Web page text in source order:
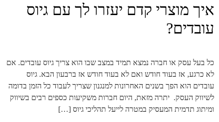
איך מוצרי קדם יעזרו לך עם גיוס
עובדים?
כל בעל עסק או חברה נמצא תמיד במצב שבו הוא צריך גיוס עובדים. אם
לא כרגע, אז בעוד חודש ואם לא בעוד חודש אז ברבעון הבא. גיוס
עובדים הוא הפך בשנים האחרונות למנגנון שצריך לעבוד כל הזמן בדומה
לשיווק העסק. יתרה מזאת, היום חברות משקיעות כספים רבים בשיווק
ומיתוג תדמית המעסיק במטרה לייעל תהליכי גיוס […]